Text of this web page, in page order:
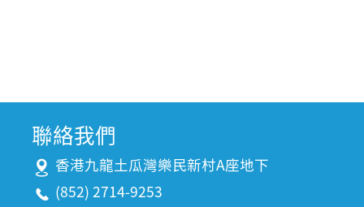
聯絡我們
香港九龍土瓜灣樂民新村A座地下
(852) 2714-9253